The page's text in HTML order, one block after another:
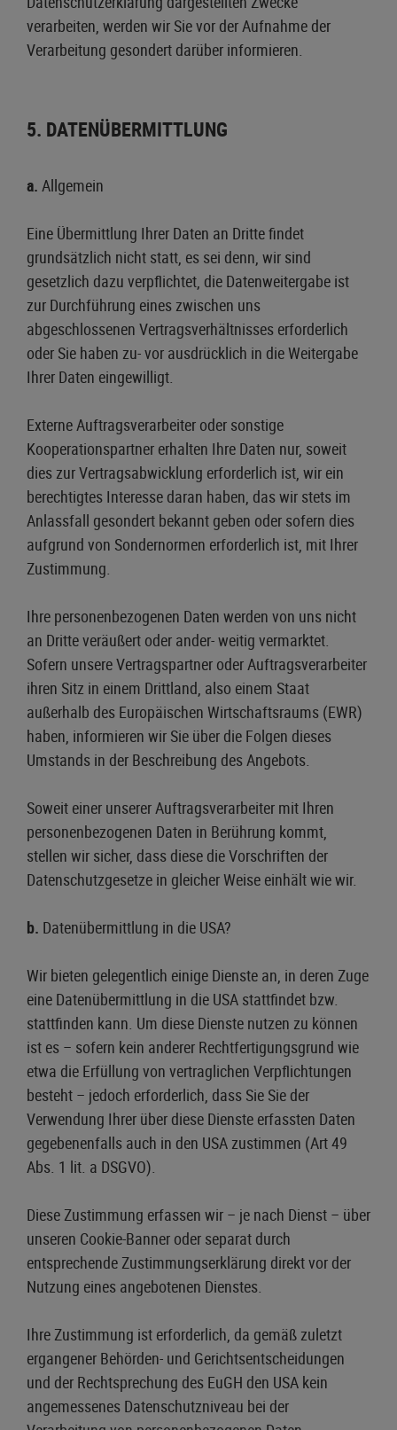
verarbeiten, werden wir Sie vor der Aufnahme der
Verarbeitung gesondert darüber informieren.
5. DATENÜBERMITTLUNG
a. Allgemein
Eine Übermittlung Ihrer Daten an Dritte findet
grundsätzlich nicht statt, es sei denn, wir sind
gesetzlich dazu verpflichtet, die Datenweitergabe ist
zur Durchführung eines zwischen uns
abgeschlossenen Vertragsverhältnisses erforderlich
oder Sie haben zu- vor ausdrücklich in die Weitergabe
Ihrer Daten eingewilligt.
Externe Auftragsverarbeiter oder sonstige
Kooperationspartner erhalten Ihre Daten nur, soweit
dies zur Vertragsabwicklung erforderlich ist, wir ein
berechtigtes Interesse daran haben, das wir stets im
Anlassfall gesondert bekannt geben oder sofern dies
aufgrund von Sondernormen erforderlich ist, mit Ihrer
Zustimmung.
Ihre personenbezogenen Daten werden von uns nicht
an Dritte veräußert oder ander- weitig vermarktet.
Sofern unsere Vertragspartner oder Auftragsverarbeiter
ihren Sitz in einem Drittland, also einem Staat
außerhalb des Europäischen Wirtschaftsraums (EWR)
haben, informieren wir Sie über die Folgen dieses
Umstands in der Beschreibung des Angebots.
Soweit einer unserer Auftragsverarbeiter mit Ihren
personenbezogenen Daten in Berührung kommt,
stellen wir sicher, dass diese die Vorschriften der
Datenschutzgesetze in gleicher Weise einhält wie wir.
b. Datenübermittlung in die USA?
Wir bieten gelegentlich einige Dienste an, in deren Zuge
eine Datenübermittlung in die USA stattfindet bzw.
stattfinden kann. Um diese Dienste nutzen zu können
ist es – sofern kein anderer Rechtfertigungsgrund wie
etwa die Erfüllung von vertraglichen Verpflichtungen
besteht – jedoch erforderlich, dass Sie Sie der
Verwendung Ihrer über diese Dienste erfassten Daten
gegebenenfalls auch in den USA zustimmen (Art 49
Abs. 1 lit. a DSGVO).
Diese Zustimmung erfassen wir – je nach Dienst – über
unseren Cookie-Banner oder separat durch
entsprechende Zustimmungserklärung direkt vor der
Nutzung eines angebotenen Dienstes.
Ihre Zustimmung ist erforderlich, da gemäß zuletzt
ergangener Behörden- und Gerichtsentscheidungen
und der Rechtsprechung des EuGH den USA kein
angemessenes Datenschutzniveau bei der